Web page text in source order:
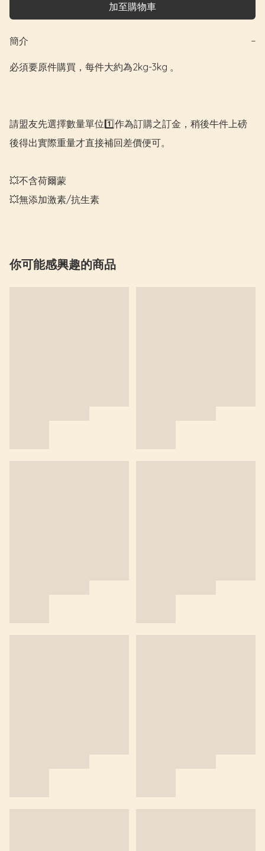
加至購物車
簡介 −
必須要原件購買，每件大約為2kg-3kg 。
請盟友先選擇數量單位1️⃣作為訂購之訂金，稍後牛件上磅
後得出實際重量才直接補回差價便可。
💥不含荷爾蒙
💥無添加激素/抗生素
你可能感興趣的商品